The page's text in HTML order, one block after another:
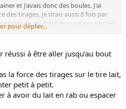
et j'avais donc des boules. J'ai
des tirages. Je tirais aussi 8 fois par
heure, j'ai évité les soutiens gorges
trop serrées. Quand c'est trop
ibu******* c était OK
dans un verre d'eau chaude. Ça
ca qui a saboté mon allaitement,
prendre les comprimés prescrits
J'ai arrêté les coquillages d
pour déplier...
réussi à être aller jusqu’au bout
la force des tirages sur le tire lait,
petit à petit.
à avoir du lait en rab ou espacer